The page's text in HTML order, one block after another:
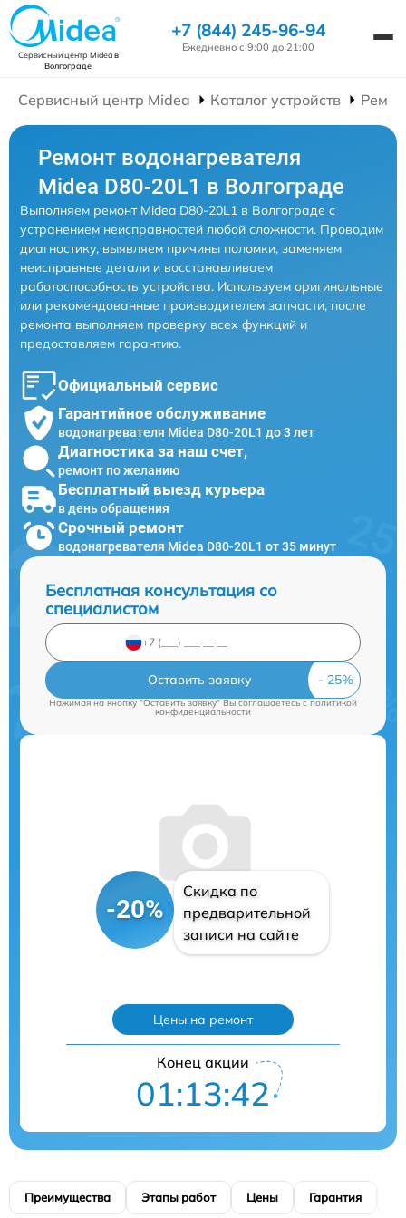
Сервисный центр Mideaв
Волгограде
+7 (844) 245-96-94
Ежедневно с 9:00 до 21:00
Сервисный центр Midea Каталог устройств
Ремонт водонагревателя
Midea D80-20L1 в Волгограде
Выполняем ремонт Midea D80-20L1 в Волгограде с
устранением неисправностей любой сложности. Проводим
диагностику, выявляем причины поломки, заменяем
неисправные детали и восстанавливаем
работоспособность устройства. Используем оригинальные
или рекомендованные производителем запчасти, после
ремонта выполняем проверку всех функций и
предоставляем гарантию.
Официальный сервис
Гарантийное обслуживание
водонагревателя Midea D80-20L1 до 3 лет
Диагностика за наш счет,
ремонт по желанию
Бесплатный выезд курьера
в день обращения
Срочный ремонт
водонагревателя Midea D80-20L1 от 35 минут
Бесплатная консультация со
специалистом
Оставить заявку
Нажимая на кнопку "Оставить заявку" Вы соглашаетесь cполитикой
конфиденциальности
-20%
Скидка по
предварительной
записи на сайте
Цены на ремонт
Конец акции
01:13:41
Преимущества Этапы работ Цены Гарантия